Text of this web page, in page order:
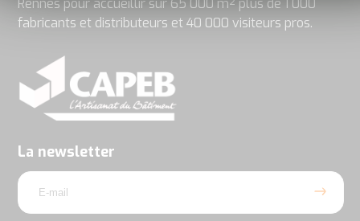
Rennes pour accueillir sur 65 000 m² plus de 1 000
fabricants et distributeurs et 40 000 visiteurs pros.
La newsletter
email
En
soumettant
j’accepte
les
informations